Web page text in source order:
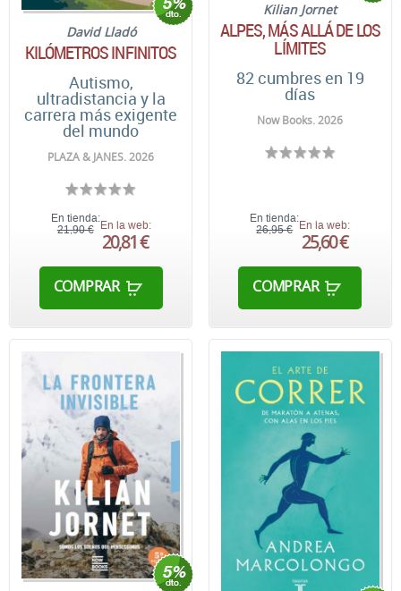
David Lladó
KILÓMETROS INFINITOS
Autismo,
ultradistancia y la
carrera más exigente
del mundo
PLAZA & JANES. 2026
En tienda:
21,90 € En la web:
20,81 €
COMPRAR
Kilian Jornet
ALPES, MÁS ALLÁ DE LOS
LÍMITES
82 cumbres en 19
días
Now Books. 2026
En tienda:
26,95 € En la web:
25,60 €
COMPRAR